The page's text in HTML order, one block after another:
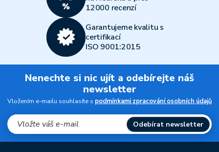
12000 recenzí
Garantujeme kvalitu s
certifikací
ISO 9001:2015
Nenechte si nic ujít a odebírejte náš
newsletter
Vložením e-mailu souhlasíte s podmínkami zpracování osobních údajů
Odebírat newsletter